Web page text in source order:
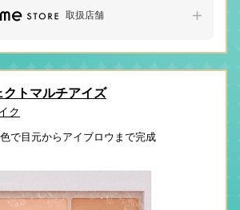
取扱店舗
クトマルチアイズ
ク
で目元からアイブロウまで完成